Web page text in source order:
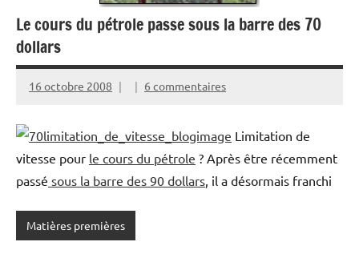
Le cours du pétrole passe sous la barre des 70
dollars
16 octobre 2008 6 commentaires
Limitation de
vitesse pour le cours du pétrole ? Après être récemment
passé sous la barre des 90 dollars , il a désormais franchi
Matières premières